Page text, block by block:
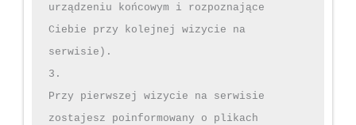
urządzeniu końcowym i rozpoznające
Ciebie przy kolejnej wizycie na
serwisie).
3.
Przy pierwszej wizycie na serwisie
zostajesz poinformowany o plikach